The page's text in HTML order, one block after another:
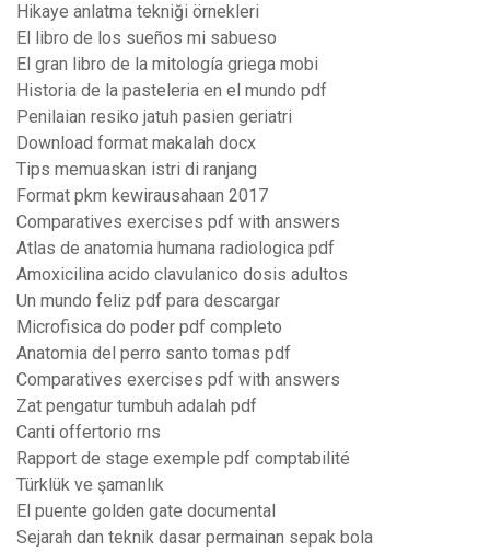
Hikaye anlatma tekniği örnekleri
El libro de los sueños mi sabueso
El gran libro de la mitología griega mobi
Historia de la pasteleria en el mundo pdf
Penilaian resiko jatuh pasien geriatri
Download format makalah docx
Tips memuaskan istri di ranjang
Format pkm kewirausahaan 2017
Comparatives exercises pdf with answers
Atlas de anatomia humana radiologica pdf
Amoxicilina acido clavulanico dosis adultos
Un mundo feliz pdf para descargar
Microfisica do poder pdf completo
Anatomia del perro santo tomas pdf
Comparatives exercises pdf with answers
Zat pengatur tumbuh adalah pdf
Canti offertorio rns
Rapport de stage exemple pdf comptabilité
Türklük ve şamanlık
El puente golden gate documental
Sejarah dan teknik dasar permainan sepak bola